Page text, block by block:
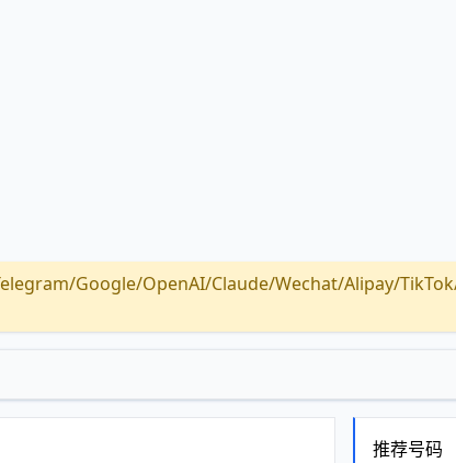
Google/OpenAI/Claude/Wechat/Alipay/
推荐号码